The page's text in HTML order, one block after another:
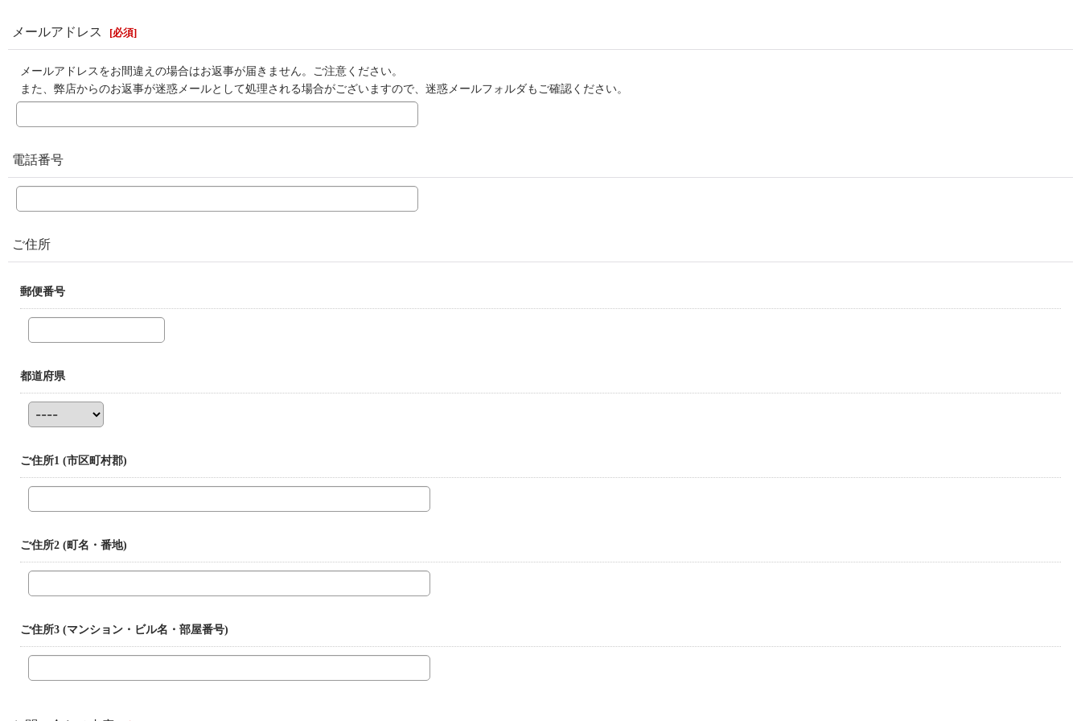
メールアドレス [必須]
メールアドレスをお間違えの場合はお返事が届きません。ご注意ください。
また、弊店からのお返事が迷惑メールとして処理される場合がございますので、迷惑メールフォルダもご確認ください。
電話番号
ご住所
郵便番号
都道府県
ご住所1 (市区町村郡)
ご住所2 (町名・番地)
ご住所3 (マンション・ビル名・部屋番号)